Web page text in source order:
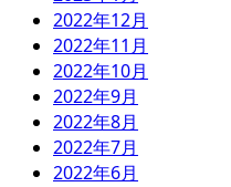
2022年12月
2022年11月
2022年10月
2022年9月
2022年8月
2022年7月
2022年6月